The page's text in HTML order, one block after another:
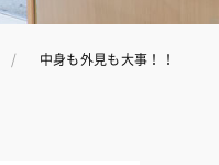
中身も外見も大事！！